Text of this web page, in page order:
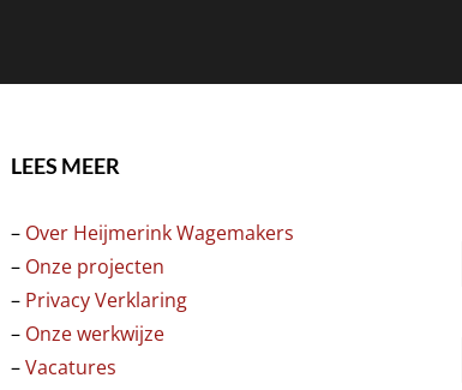
LEES MEER
– Over Heijmerink Wagemakers
– Onze projecten
– Privacy Verklaring
– Onze werkwijze
–Vacatures